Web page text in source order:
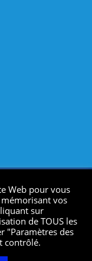
Web pour vous
vos
sur
de TOUS les
"Paramètres des
contrôlé.